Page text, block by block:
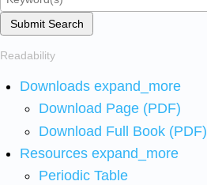
Submit Search
Readability
Downloads expand_more
Download Page (PDF)
Download Full Book (PDF)
Resources expand_more
Periodic Table